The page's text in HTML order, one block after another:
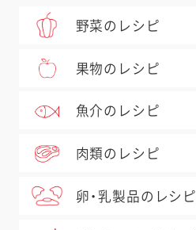
野菜のレシピ
果物のレシピ
魚介のレシピ
肉類のレシピ
卵・乳製品のレシピ